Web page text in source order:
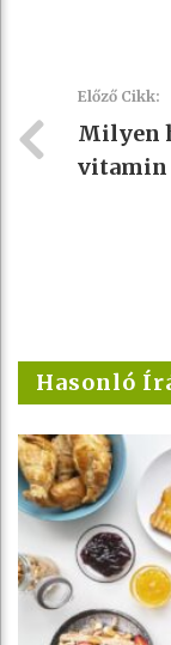
Előző Cikk:
Milyen
vitamin
Hasonló